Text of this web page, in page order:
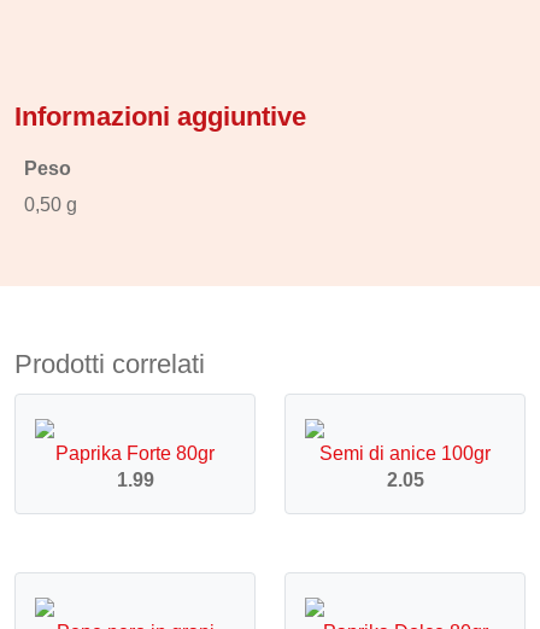
Informazioni aggiuntive
Peso
0,50 g
Prodotti correlati
Paprika Forte 80gr
1.99
Semi di anice 100gr
2.05